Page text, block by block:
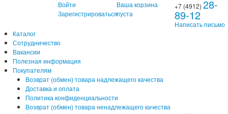
Войти
Зарегистрироваться
Ваша корзина
пуста
+7 (4912)28-
89-12
Написать письмо
Каталог
Сотрудничество
Вакансии
Полезная информация
Покупателям
Возврат (обмен) товара надлежащего качества
Доставка и оплата
Политика конфиденциальности
Возврат (обмен) товара ненадлежащего качества